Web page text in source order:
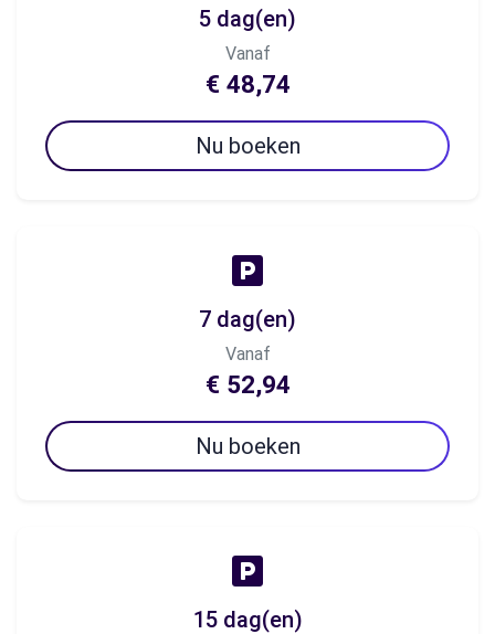
5 dag(en)
Vanaf
€ 48,74
Nu boeken
7 dag(en)
Vanaf
€ 52,94
Nu boeken
15 dag(en)